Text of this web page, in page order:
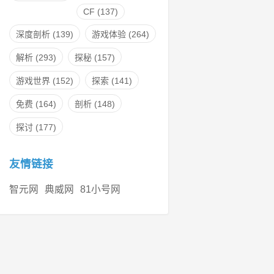
CF (137)
深度剖析 (139) 游戏体验 (264)
解析 (293) 探秘 (157)
游戏世界 (152) 探索 (141)
免费 (164) 剖析 (148)
探讨 (177)
友情链接
智元网 典威网 81小号网